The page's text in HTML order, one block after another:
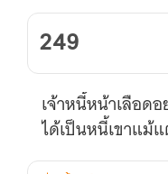
ฟรี
จนจบ
249
เจ้าหนี้หน้าเลือด
ได้เป็นหนี้เขาแม้